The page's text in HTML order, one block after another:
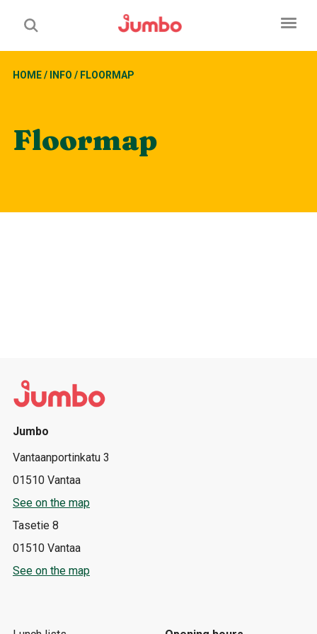
HOME/ INFO / FLOORMAP
Floormap
Jumbo
Vantaanportinkatu 3
01510 Vantaa
See on the map
Tasetie 8
01510 Vantaa
See on the map